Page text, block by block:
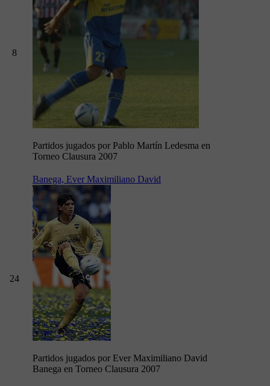
8
Partidos jugados por Pablo Martín Ledesma en
Torneo Clausura 2007
24
Banega, Ever Maximiliano David
Partidos jugados por Ever Maximiliano David
Banega en Torneo Clausura 2007